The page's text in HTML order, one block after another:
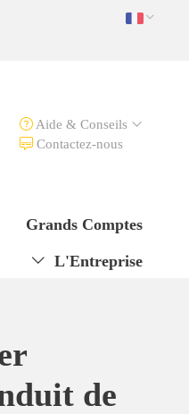
Aide & Conseils
Contactez-nous
Grands Comptes
L'Entreprise
de